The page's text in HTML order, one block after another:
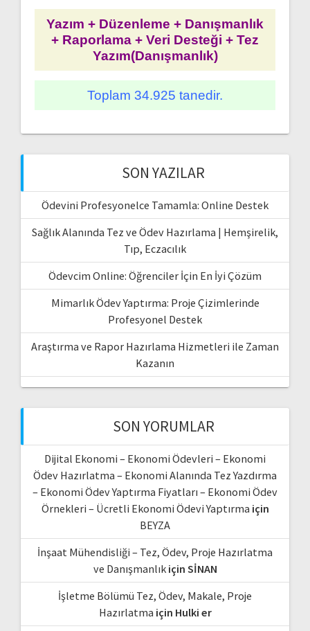
Yazım + Düzenleme + Danışmanlık
+ Raporlama + Veri Desteği + Tez
Yazım(Danışmanlık)
Toplam 34.925 tanedir.
SON YAZILAR
Ödevini Profesyonelce Tamamla: Online Destek
Sağlık Alanında Tez ve Ödev Hazırlama | Hemşirelik,
Tıp, Eczacılık
Ödevcim Online: Öğrenciler İçin En İyi Çözüm
Mimarlık Ödev Yaptırma: Proje Çizimlerinde
Profesyonel Destek
Araştırma ve Rapor Hazırlama Hizmetleri ile Zaman
Kazanın
SON YORUMLAR
Dijital Ekonomi – Ekonomi Ödevleri – Ekonomi
Ödev Hazırlatma – Ekonomi Alanında Tez Yazdırma
– Ekonomi Ödev Yaptırma Fiyatları – Ekonomi Ödev
Örnekleri – Ücretli Ekonomi Ödevi Yaptırma için
BEYZA
İnşaat Mühendisliği – Tez, Ödev, Proje Hazırlatma
ve Danışmanlıkiçin SİNAN
İşletme Bölümü Tez, Ödev, Makale, Proje
Hazırlatma için Hulki er